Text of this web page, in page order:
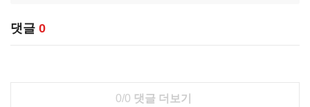
댓글 0
0/0 댓글 더보기